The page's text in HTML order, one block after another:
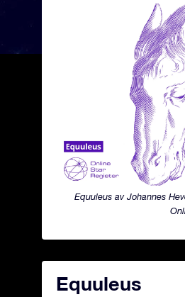
Equuleus av Johannes
Equuleus